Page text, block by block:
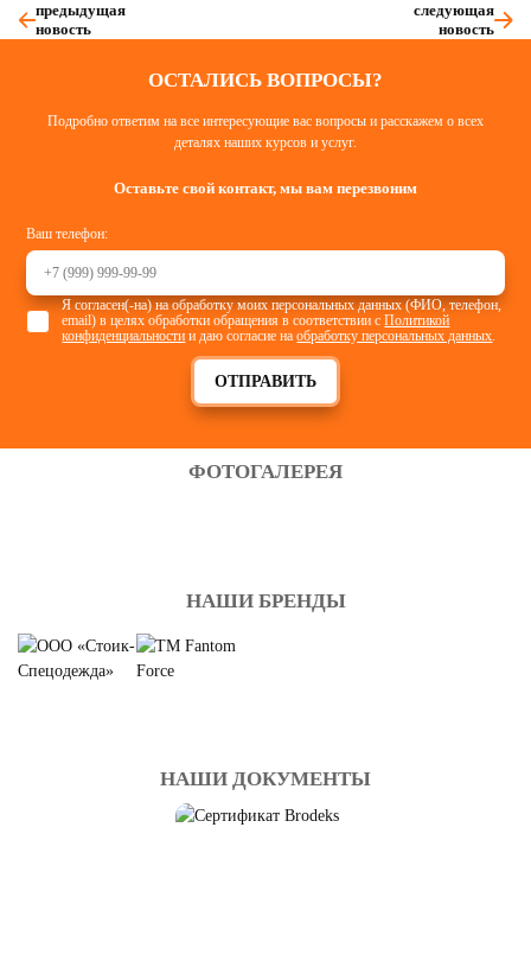
предыдущая
новость
следующая
новость
ОСТАЛИСЬ ВОПРОСЫ?
Подробно ответим на все интересующие вас вопросы и расскажем о всех
деталях наших курсов и услуг.
Оставьте свой контакт, мы вам перезвоним
Ваш телефон:
ОТПРАВИТЬ
Я согласен(-на) на обработку моих персональных данных (ФИО, телефон,
email) в целях обработки обращения в соответствии сПолитикой
конфиденциальности и даю согласие наобработку персональных данных.
ФОТОГАЛЕРЕЯ
НАШИ БРЕНДЫ
НАШИ ДОКУМЕНТЫ